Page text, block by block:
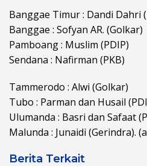
Banggae Timur : Dandi Dahri
Banggae : Sofyan AR. (Golkar)
Pamboang : Muslim (PDIP)
Sendana : Nafirman (PKB)
Tammerodo : Alwi (Golkar)
Tubo : Parman dan Husail
Ulumanda : Basri dan Safaat
Malunda : Junaidi (Gerindra).
Berita Terkait